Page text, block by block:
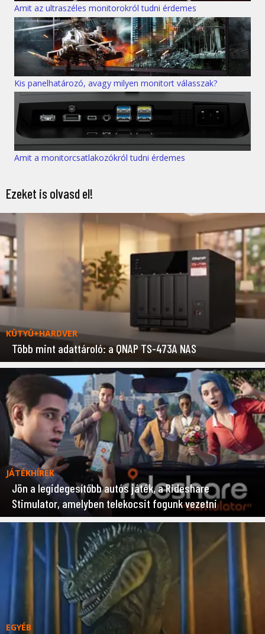
Amit az ultraszéles monitorokról tudni érdemes
Kis panelhatározó, avagy milyen monitort válasszak?
Amit a monitorcsatlakozókról tudni érdemes
Ezeket is olvasd el!
KÜTYÜ+HARDVER
Több mint adattároló: a QNAP TS-473A NAS
JÁTÉKHÍREK
Jön a legidegesítőbb autós játék, a Rideshare
Stimulator, amelyben telekocsit fogunk vezetni
EGYÉB